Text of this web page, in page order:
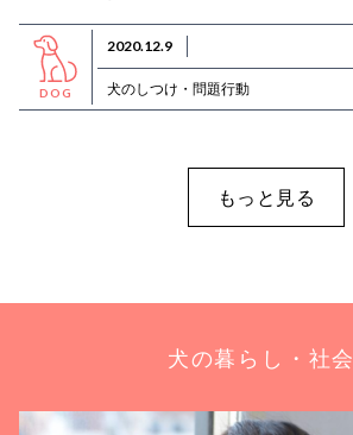
DOG
2020.12.9
犬のしつけ・問題行動
もっと見る
犬の暮らし・社会